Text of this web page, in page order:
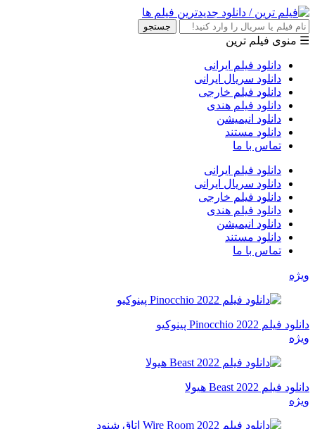
جستجو
☰ منوی فیلم ترین
دانلود فیلم ایرانی
دانلود سریال ایرانی
دانلود فیلم خارجی
دانلود فیلم هندی
دانلود انیمیشن
دانلود مستند
تماس با ما
دانلود فیلم ایرانی
دانلود سریال ایرانی
دانلود فیلم خارجی
دانلود فیلم هندی
دانلود انیمیشن
دانلود مستند
تماس با ما
ویژه
دانلود فیلم Pinocchio 2022 پینوکیو
ویژه
دانلود فیلم Beast 2022 هیولا
ویژه